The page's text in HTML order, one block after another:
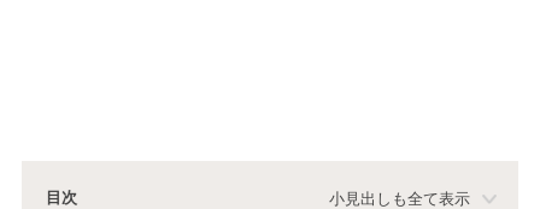
目次 小見出しも全て表示